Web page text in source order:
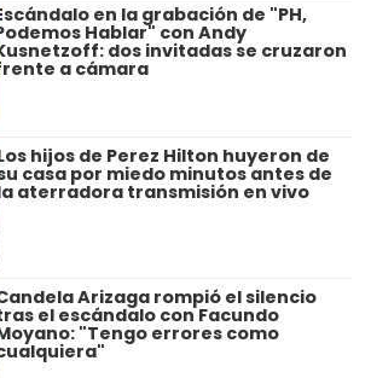
en la grabación de "PH,
Hablar" con Andy
dos invitadas se cruzaron
a cámara
hijos de Perez Hilton huyeron de
casa por miedo minutos antes de
aterradora transmisión en vivo
Arizaga rompió el silencio
el escándalo con Facundo
"Tengo errores como